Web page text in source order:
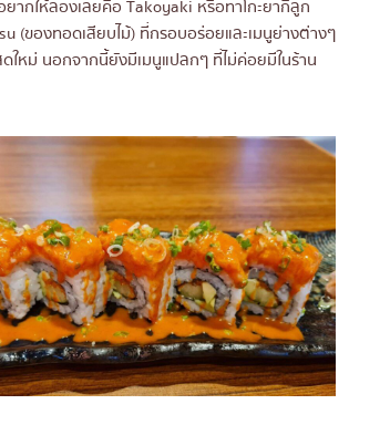
ากให้ลองเลยคือ Takoyaki หรือทาโกะยากิลูก
(ของทอดเสียบไม้) ที่กรอบอร่อยและเมนูย่างต่างๆ
ใหม่ นอกจากนี้ยังมีเมนูแปลกๆ ที่ไม่ค่อยมีในร้าน